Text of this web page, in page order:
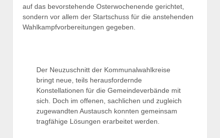
auf das bevorstehende Osterwochenende gerichtet,
sondern vor allem der Startschuss für die anstehenden
Wahlkampfvorbereitungen gegeben.
Der Neuzuschnitt der Kommunalwahlkreise
bringt neue, teils herausfordernde
Konstellationen für die Gemeindeverbände mit
sich. Doch im offenen, sachlichen und zugleich
zugewandten Austausch konnten gemeinsam
tragfähige Lösungen erarbeitet werden.